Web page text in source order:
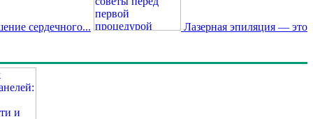
сердечного... Лазерная эпиляция — это